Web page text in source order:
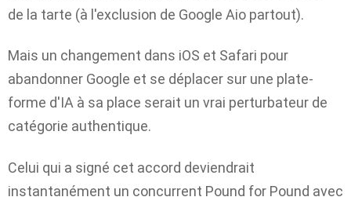
de la tarte (à l'exclusion de Google Aio partout).
Mais un changement dans iOS et Safari pour
abandonner Google et se déplacer sur une plate-
forme d'IA à sa place serait un vrai perturbateur de
catégorie authentique.
Celui qui a signé cet accord deviendrait
instantanément un concurrent Pound for Pound avec